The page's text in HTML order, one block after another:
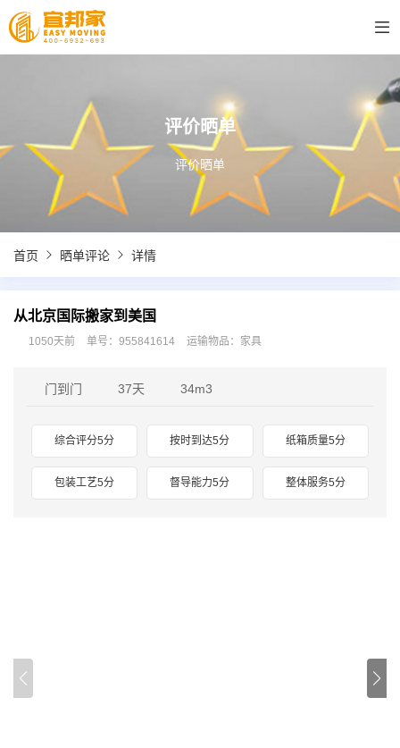
评价晒单
评价晒单
首页 晒单评论 详情
从北京国际搬家到美国
1050天前 单号：955841614 运输物品：家具
门到门 37天 34m3
综合评分5分 按时到达5分 纸箱质量5分
包装工艺5分 督导能力5分 整体服务5分